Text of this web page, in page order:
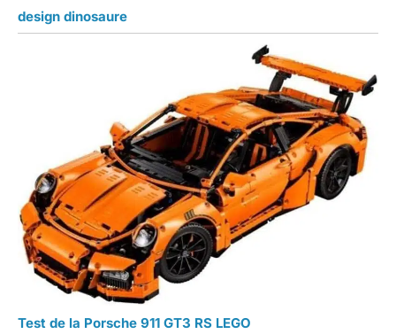
design dinosaure
Test de la Porsche 911 GT3 RS LEGO